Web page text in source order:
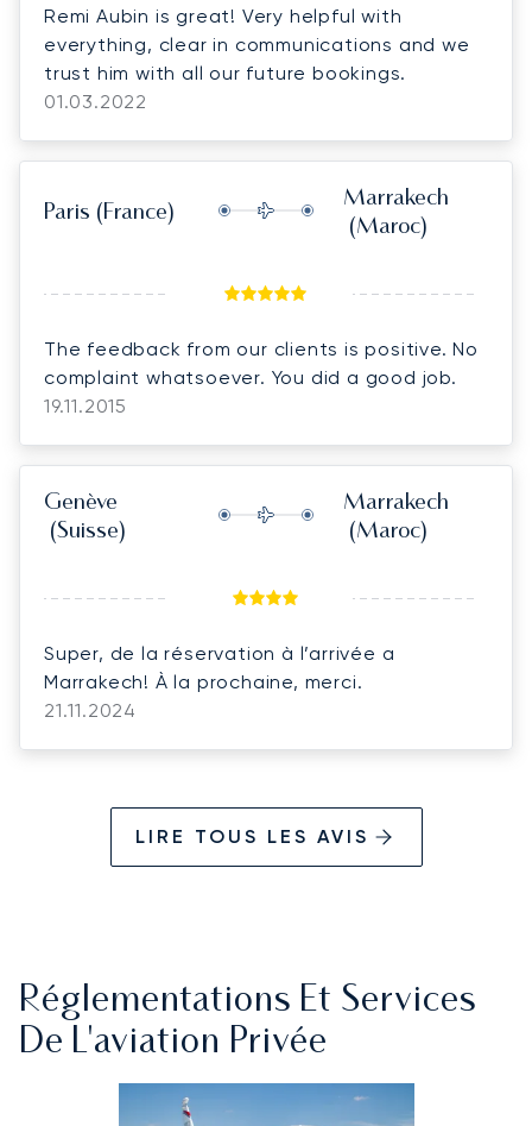
Remi Aubin is great! Very helpful with
everything, clear in communications and we
trust him with all our future bookings.
01.03.2022
Paris (France)
Marrakech
(Maroc)
The feedback from our clients is positive. No
complaint whatsoever. You did a good job.
19.11.2015
Genève
(Suisse)
Marrakech
(Maroc)
Super, de la réservation à l’arrivée a
Marrakech! À la prochaine, merci.
21.11.2024
LIRE TOUS LES AVIS
Réglementations Et Services
De L'aviation Privée